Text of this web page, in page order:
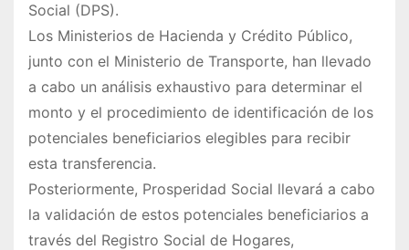
Social (DPS).
Los Ministerios de Hacienda y Crédito Público,
junto con el Ministerio de Transporte, han llevado
a cabo un análisis exhaustivo para determinar el
monto y el procedimiento de identificación de los
potenciales beneficiarios elegibles para recibir
esta transferencia.
Posteriormente, Prosperidad Social llevará a cabo
la validación de estos potenciales beneficiarios a
través del Registro Social de Hogares,